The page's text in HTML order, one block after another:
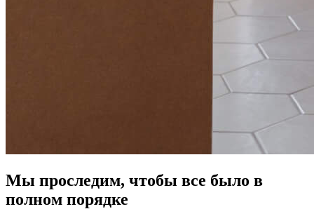
Мы проследим, чтобы все было в
полном порядке